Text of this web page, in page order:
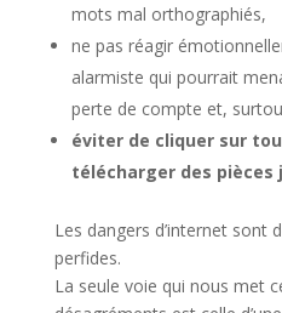
mots mal orthographiés,
ne pas réagir
alarmiste qui pourrait
perte de compte et,
éviter de cliquer sur
télécharger des pièces
Les dangers d’internet sont
perfides.
La seule voie qui nous met